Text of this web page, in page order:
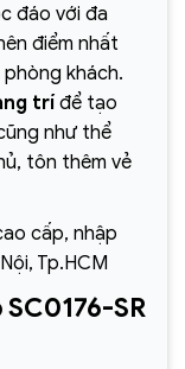
đáo với đa
điểm nhất
khách.
tríđể tạo
như thể
tôn thêm vẻ
cấp, nhập
Tp.HCM
SR